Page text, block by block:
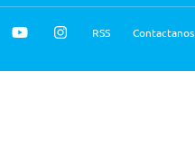
RSS Contactanos